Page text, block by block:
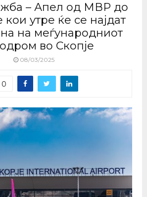
– Апел од МВР до
кои утре ќе се најдат
на меѓународниот
во Скопје
08/03/2025
0